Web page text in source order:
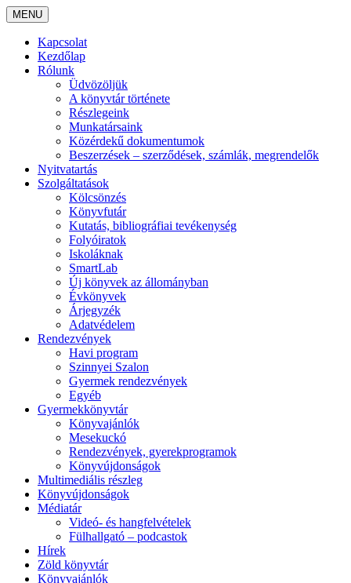
MENU
Kapcsolat
Kezdőlap
Rólunk
Üdvözöljük
A könyvtár története
Részlegeink
Munkatársaink
Közérdekű dokumentumok
Beszerzések – szerződések, számlák, megrendelők
Nyitvatartás
Szolgáltatások
Kölcsönzés
Könyvfutár
Kutatás, bibliográfiai tevékenység
Folyóiratok
Iskoláknak
SmartLab
Új könyvek az állományban
Évkönyvek
Árjegyzék
Adatvédelem
Rendezvények
Havi program
Szinnyei Szalon
Gyermek rendezvények
Egyéb
Gyermekkönyvtár
Könyvajánlók
Mesekuckó
Rendezvények, gyerekprogramok
Könyvújdonságok
Multimediális részleg
Könyvújdonságok
Médiatár
Videó- és hangfelvételek
Fülhallgató – podcastok
Hírek
Zöld könyvtár
Könyvajánlók